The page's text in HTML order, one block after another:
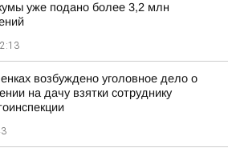
уже подано более 3,2 млн
возбуждено уголовное дело о
на дачу взятки сотруднику